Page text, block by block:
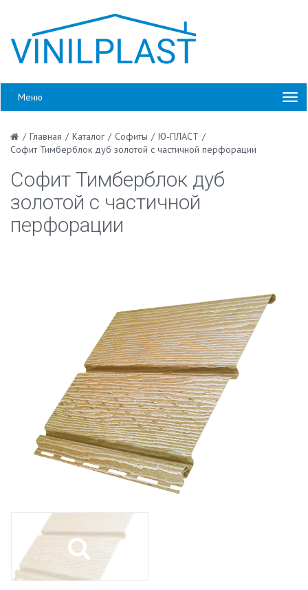
Меню
/ Главная / Каталог / Софиты / Ю-ПЛАСТ /
Софит Тимберблок дуб золотой с частичной перфорации
Софит Тимберблок дуб
золотой с частичной
перфорации